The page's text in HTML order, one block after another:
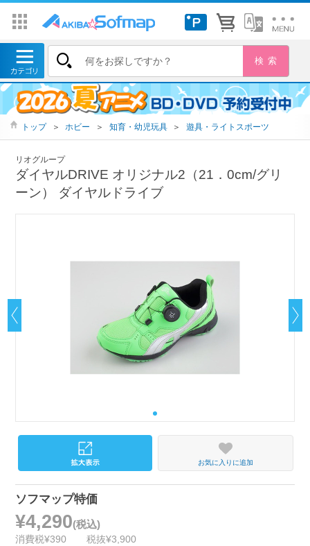
トップ ＞ ホビー ＞ 知育・幼児玩具 ＞ 遊具・ライトスポーツ
リオグループ
ダイヤルDRIVE オリジナル2（21．0cm/グリ
ーン） ダイヤルドライブ
お気に入りに追加
ソフマップ特価
¥4,290(税込)
消費税¥390 税抜¥3,900